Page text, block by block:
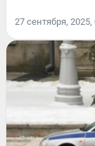
27 сентября, 2025,